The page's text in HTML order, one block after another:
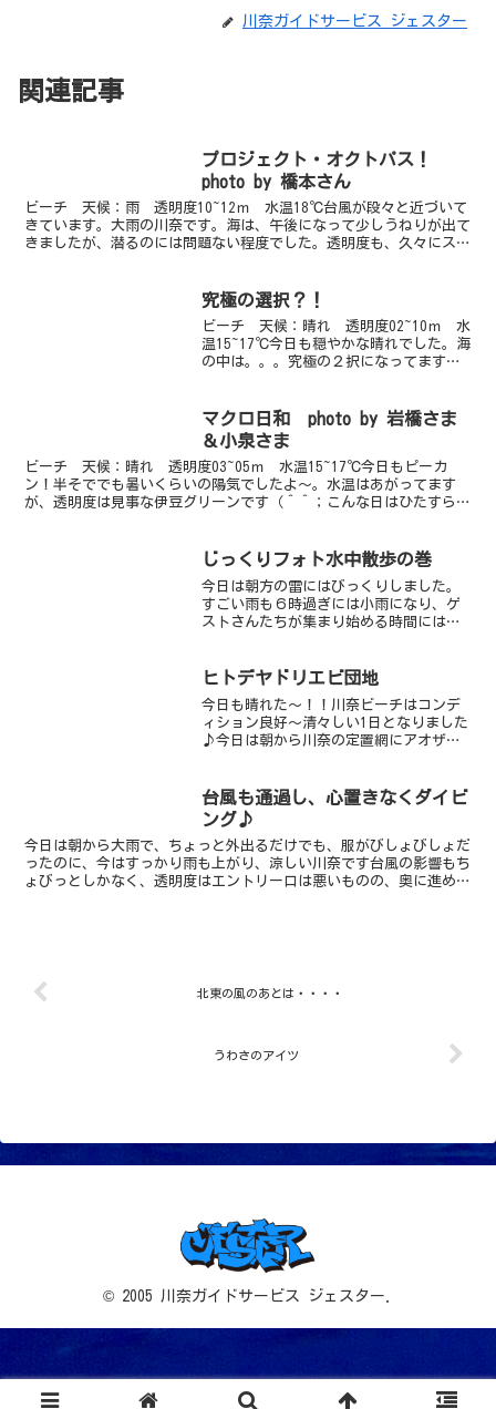
川奈ガイドサービス ジェスター
関連記事
プロジェクト・オクトパス！
photo by 橋本さん
ビーチ 天候：雨 透明度10~12ｍ 水温18℃台風が段々と近づいて
きています。大雨の川奈です。海は、午後になって少しうねりが出て
きましたが、潜るのには問題ない程度でした。透明度も、久々にスコ
究極の選択？！
ビーチ 天候：晴れ 透明度02~10ｍ 水
温15~17℃今日も穏やかな晴れでした。海
の中は。。。究極の２択になってます
～いけど透明度わる～いエリアか（＾
＾；ちなみに、１...
マクロ日和 photo by 岩橋さま
＆小泉さま
ビーチ 天候：晴れ 透明度03~05ｍ 水温15~17℃今日もピーカ
ン！半そででも暑いくらいの陽気でしたよ～。水温はあがってます
が、透明度は見事な伊豆グリーンです（＾＾；こんな日はひたすら目
じっくりフォト水中散歩の巻
今日は朝方の雷にはびっくりしました。
すごい雨も６時過ぎには小雨になり、ゲ
ストさんたちが集まり始める時間には雨
ですけどね。海の中は少し白濁しちょっ
ヒトデヤドリエビ団地
今日も晴れた〜！！川奈ビーチはコンデ
ィション良好〜清々しい1日となりました
♪今日は朝から川奈の定置網にアオザメ
時には、もうお亡くなりになっておりま
したが、体長が2〜3mあ...
台風も通過し、心置きなくダイビ
ング♪
今日は朝から大雨で、ちょっと外出るだけでも、服がびしょびしょだ
ったのに、今はすっかり雨も上がり、涼しい川奈です台風の影響もち
ょびっとしかなく、透明度はエントリー口は悪いものの、奥に進め
北東の風のあとは・・・・
うわさのアイツ
© 2005 川奈ガイドサービス ジェスター.